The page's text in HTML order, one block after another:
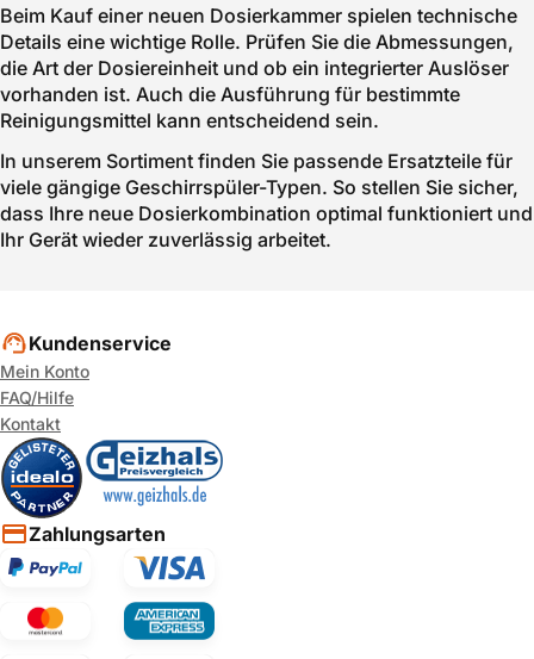
Beim Kauf einer neuen Dosierkammer spielen technische
Details eine wichtige Rolle. Prüfen Sie die Abmessungen,
die Art der Dosiereinheit und ob ein integrierter Auslöser
vorhanden ist. Auch die Ausführung für bestimmte
Reinigungsmittel kann entscheidend sein.
In unserem Sortiment finden Sie passende Ersatzteile für
viele gängige Geschirrspüler-Typen. So stellen Sie sicher,
dass Ihre neue Dosierkombination optimal funktioniert und
Ihr Gerät wieder zuverlässig arbeitet.
Kundenservice
Mein Konto
FAQ/Hilfe
Kontakt
Zahlungsarten